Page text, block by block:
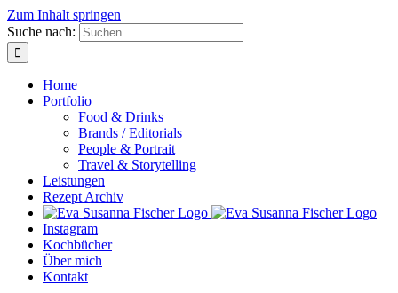
Zum Inhalt springen
Suche nach:
Home
Portfolio
Food & Drinks
Brands / Editorials
People & Portrait
Travel & Storytelling
Leistungen
Rezept Archiv
Instagram
Kochbücher
Über mich
Kontakt